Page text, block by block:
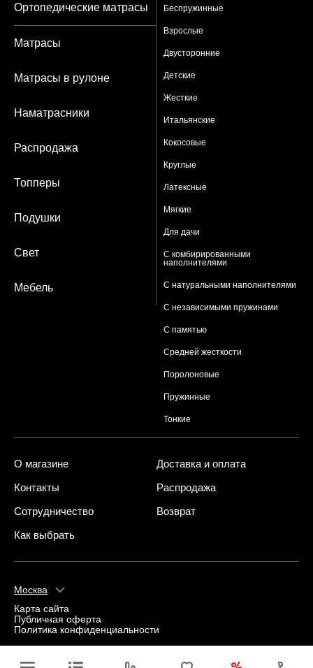
Ортопедические матрасы Беспружинные
Взрослые
Двусторонние
Детские
Жесткие
Итальянские
Кокосовые
Круглые
Латексные
Мягкие
Для дачи
С комбирированными
наполнителями
С натуральными наполнителями
С независимыми пружинами
С памятью
Средней жесткости
Поролоновые
Пружинные
Тонкие
Матрасы
Матрасы в рулоне
Наматрасники
Распродажа
Топперы
Подушки
Свет
Мебель
О магазине
Доставка и оплата
Контакты
Распродажа
Сотрудничество
Возврат
Как выбрать
Москва
Карта сайта
Публичная оферта
Политика конфиденциальности